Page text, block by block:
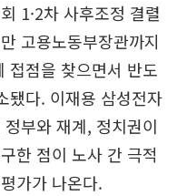
1·2차 사후조정 결렬
고용노동부장관까지
접점을 찾으면서 반도
됐다. 이재용 삼성전자
부와 재계, 정치권이
한 점이 노사 간 극적
가가 나온다.